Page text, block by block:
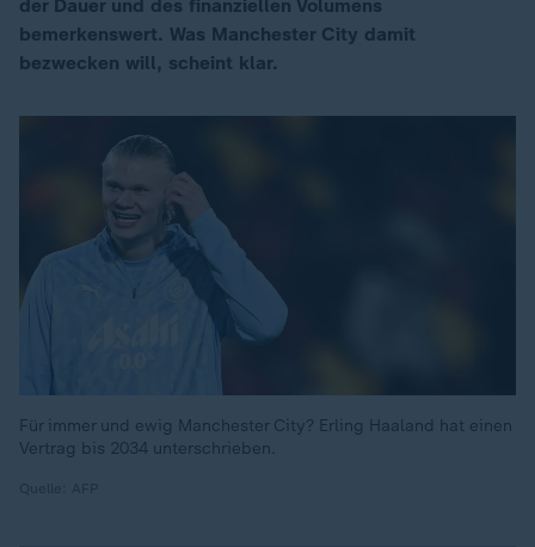
der Dauer und des finanziellen Volumens
bemerkenswert. Was Manchester City damit
bezwecken will, scheint klar.
Für immer und ewig Manchester City? Erling Haaland hat einen
Vertrag bis 2034 unterschrieben.